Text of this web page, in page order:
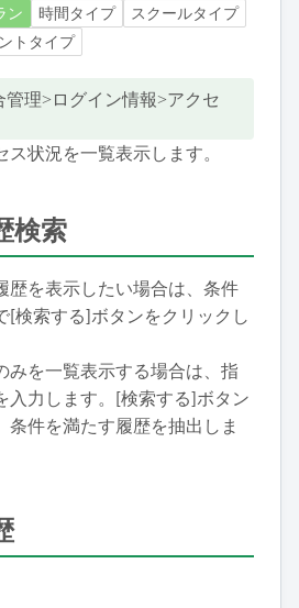
ン 時間タイプ
スクールタイプ
トタイプ
管理>ログイン情報>アクセ
状況を一覧表示します。
検索
歴を表示したい場合は、条件
[検索する]ボタンをクリックし
みを一覧表示する場合は、指
入力します。[検索する]ボタン
条件を満たす履歴を抽出しま